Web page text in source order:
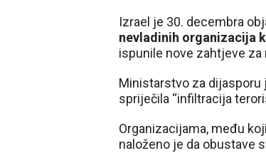
Izrael je 30. decembra
nevladinih organizacija
ispunile nove zahtjeve za
Ministarstvo za dijasporu
spriječila “infiltracija
Organizacijama, među
naloženo je da obustave